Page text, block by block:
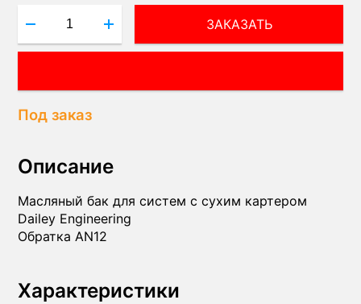
ЗАКАЗАТЬ
Под заказ
Описание
Масляный бак для систем с сухим картером
Dailey Engineering
Обратка AN12
Характеристики